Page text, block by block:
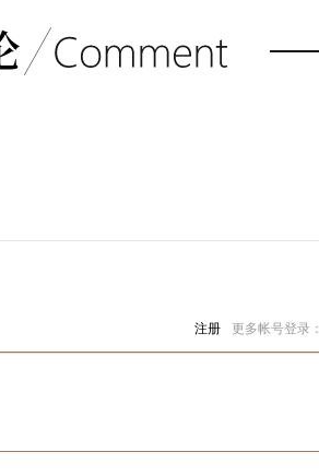
注册 更多帐号登录：